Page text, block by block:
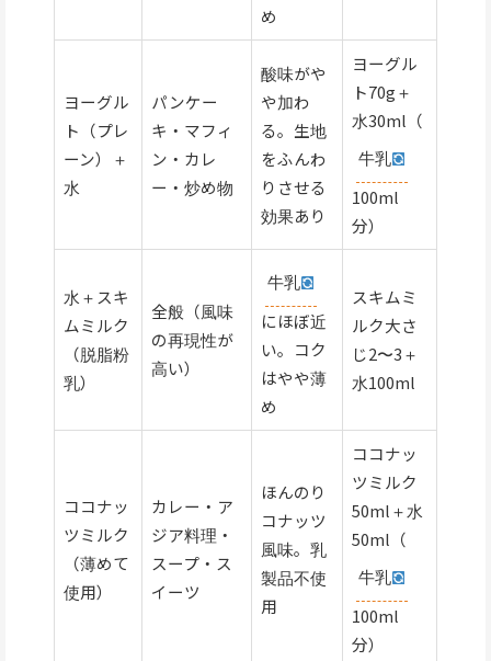
め
ヨーグル
ト（プレ
ーン）＋
水
パンケー
キ・マフィ
ン・カレ
ー・炒め物
酸味がや
や加わ
る。生地
をふんわ
りさせる
効果あり
ヨーグル
ト70g＋
水30ml（
牛乳
100ml
分）
水＋スキ
ムミルク
（脱脂粉
乳）
全般（風味
の再現性が
高い）
牛乳
にほぼ近
い。コク
はやや薄
め
スキムミ
ルク大さ
じ2〜3＋
水100ml
ココナッ
ツミルク
（薄めて
使用）
カレー・ア
ジア料理・
スープ・ス
イーツ
ほんのり
コナッツ
風味。乳
製品不使
用
ココナッ
ツミルク
50ml＋水
50ml（
牛乳
100ml
分）